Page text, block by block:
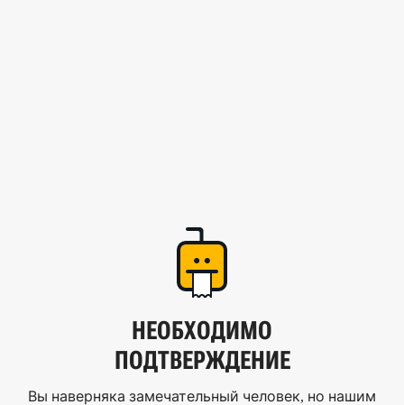
НЕОБХОДИМО
ПОДТВЕРЖДЕНИЕ
Вы наверняка замечательный человек, но нашим